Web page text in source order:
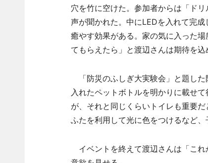
穴を竹に空けた。参加者からは「ド
声が聞かれた。中にLEDを入れて完
癒やす効果がある。家の気に入った
てもらえたら」と渡辺さんは期待を込
「防災のふしぎ大実験会」と題した
入れたペットボトルを明かりに載せ
が、それと同じくらいトイレも重要
ふたを利用して光に色をつけるなど
イベントを終えて渡辺さんは「これ